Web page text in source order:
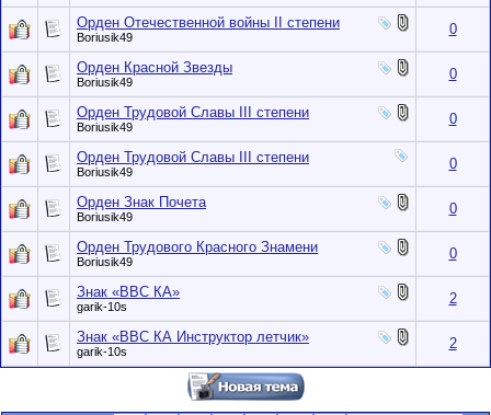
Орден Отечественной войны II степени
Boriusik49 0
Орден Красной Звезды
Boriusik49 0
Орден Трудовой Славы III степени
Boriusik49 0
Орден Трудовой Славы III степени
Boriusik49 0
Орден Знак Почета
Boriusik49 0
Орден Трудового Красного Знамени
Boriusik49 0
Знак «ВВС КА»
garik-10s 2
Знак «ВВС КА Инструктор летчик»
garik-10s 2